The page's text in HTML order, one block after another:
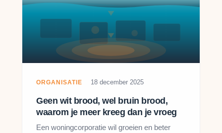
ORGANISATIE 18 december 2025
Geen wit brood, wel bruin brood,
waarom je meer kreeg dan je vroeg
Een woningcorporatie wil groeien en beter